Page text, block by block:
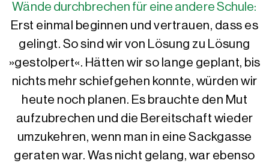
Wände durchbrechen für eine andere Schule:
Erst einmal beginnen und vertrauen, dass es
gelingt. So sind wir von Lösung zu Lösung
»gestolpert«. Hätten wir so lange geplant, bis
nichts mehr schiefgehen konnte, würden wir
heute noch planen. Es brauchte den Mut
aufzubrechen und die Bereitschaft wieder
umzukehren, wenn man in eine Sackgasse
geraten war. Was nicht gelang, war ebenso